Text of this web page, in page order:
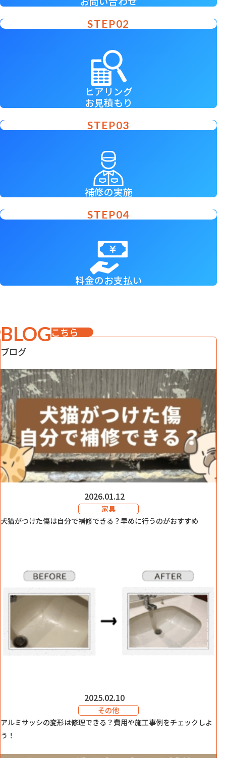
ヒアリング
お見積もり
補修の実施
料金のお支払い
詳しくはこちら
BLOG
ブログ
2026.01.12
家具
犬猫がつけた傷は自分で補修できる？早めに行うのがおすすめ
2025.02.10
その他
アルミサッシの変形は修理できる？費用や施工事例をチェックしよ
う！